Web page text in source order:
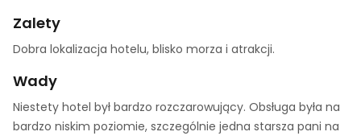
Zalety
Dobra lokalizacja hotelu, blisko morza i atrakcji.
Wady
Niestety hotel był bardzo rozczarowujący. Obsługa była na
bardzo niskim poziomie, szczególnie jedna starsza pani na